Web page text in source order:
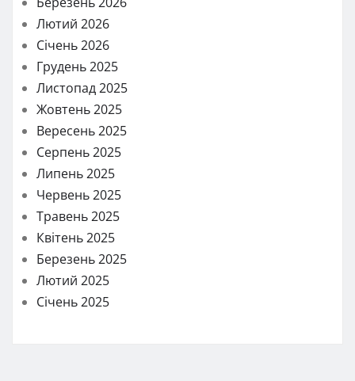
Лютий 2026
Січень 2026
Грудень 2025
Листопад 2025
Жовтень 2025
Вересень 2025
Серпень 2025
Липень 2025
Червень 2025
Травень 2025
Квітень 2025
Березень 2025
Лютий 2025
Січень 2025